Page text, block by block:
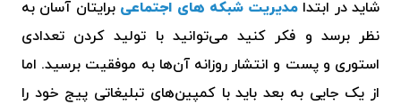
شاید در ابتدامدیریت شبکه های اجتماعی برایتان آسان به
نظر برسد و فکر کنید می‌توانید با تولید کردن تعدادی
استوری و پست و انتشار روزانه آن‌ها به موفقیت برسید. اما
از یک جایی به بعد باید با کمپین‌های تبلیغاتی پیج خود را